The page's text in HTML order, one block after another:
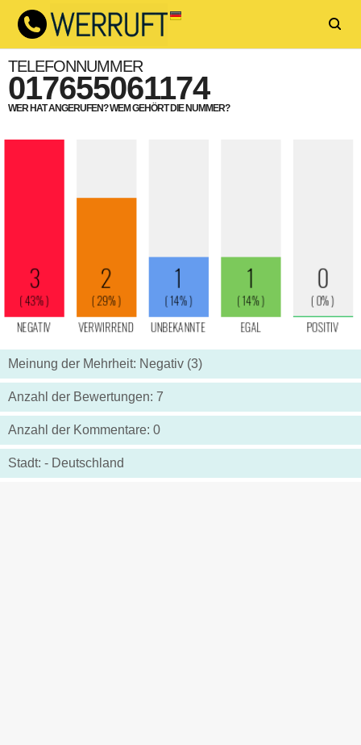
TELEFONNUMMER
017655061174
WER HAT ANGERUFEN? WEM GEHÖRT DIE NUMMER?
Meinung der Mehrheit: Negativ (3)
Anzahl der Bewertungen: 7
Anzahl der Kommentare: 0
Stadt: - Deutschland